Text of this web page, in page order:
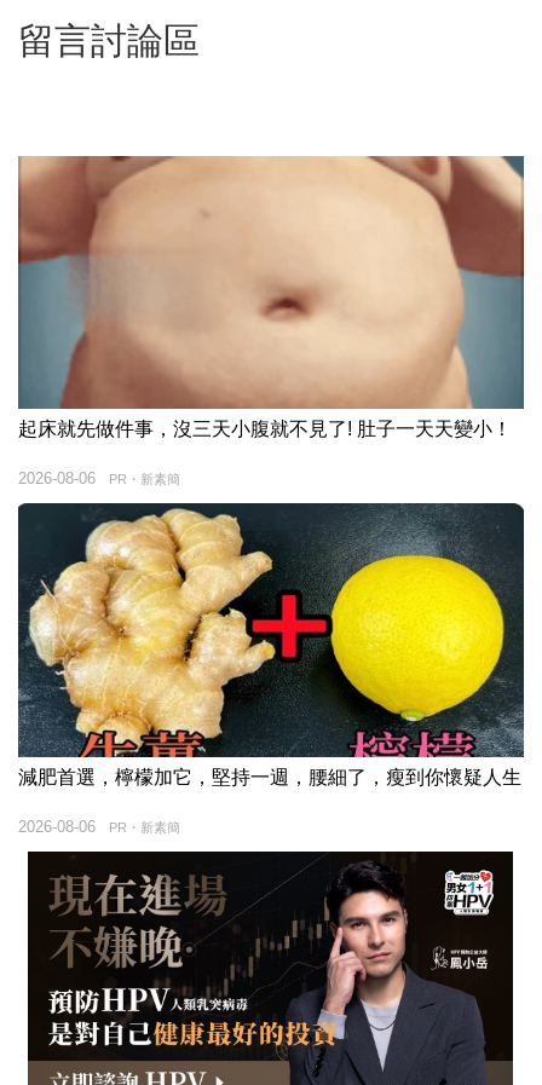
留言討論區
起床就先做件事，沒三天小腹就不見了! 肚子一天天變小！
PR・新素簡
2026-08-06
減肥首選，檸檬加它，堅持一週，腰細了，瘦到你懷疑人生
PR・新素簡
2026-08-06